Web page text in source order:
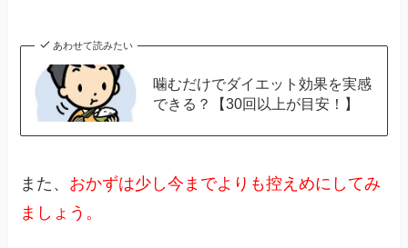
あわせて読みたい
噛むだけでダイエット効果を実感
できる？【30回以上が目安！】
また、 おかずは少し今までよりも控えめにしてみ
ましょう。